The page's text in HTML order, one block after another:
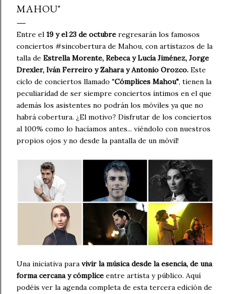
MAHOU"
Entre el 19 y el 23 de octubre regresarán los famosos
conciertos #sincobertura de Mahou, con artistazos de la
talla de Estrella Morente, Rebeca y Lucía Jiménez, Jorge
Drexler, Iván Ferreiro y Zahara y Antonio Orozco. Este
ciclo de conciertos llamado "Cómplices Mahou", tienen la
peculiaridad de ser siempre conciertos íntimos en el que
además los asistentes no podrán los móviles ya que no
habrá cobertura. ¿El motivo? Disfrutar de los conciertos
al 100% como lo hacíamos antes... viéndolo con nuestros
propios ojos y no desde la pantalla de un móvil!
Una iniciativa para vivir la música desde la esencia, de una
forma cercana y cómplice entre artista y público. Aquí
podéis ver la agenda completa de esta tercera edición de